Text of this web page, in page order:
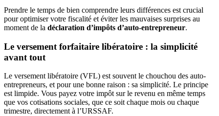
Prendre le temps de bien comprendre leurs différences est crucial
pour optimiser votre fiscalité et éviter les mauvaises surprises au
moment de la déclaration d’impôts d’auto-entrepreneur.
Le versement forfaitaire libératoire : la simplicité
avant tout
Le versement libératoire (VFL) est souvent le chouchou des auto-
entrepreneurs, et pour une bonne raison : sa simplicité. Le principe
est limpide. Vous payez votre impôt sur le revenu en même temps
que vos cotisations sociales, que ce soit chaque mois ou chaque
trimestre, directement à l’URSSAF.